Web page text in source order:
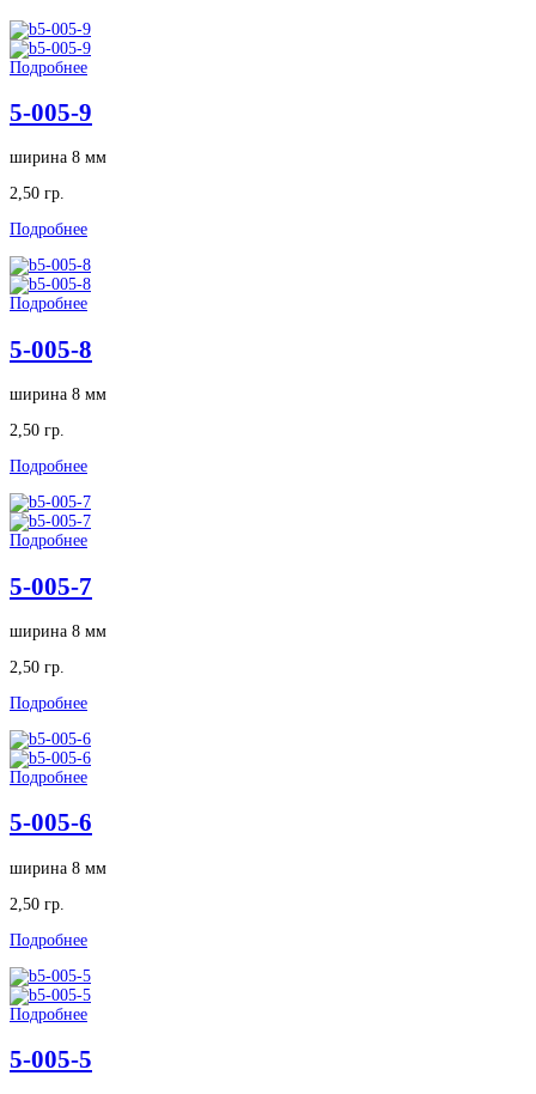
Подробнее
5-005-9
ширина 8 мм
2,50 гр.
Подробнее
Подробнее
5-005-8
ширина 8 мм
2,50 гр.
Подробнее
Подробнее
5-005-7
ширина 8 мм
2,50 гр.
Подробнее
Подробнее
5-005-6
ширина 8 мм
2,50 гр.
Подробнее
Подробнее
5-005-5